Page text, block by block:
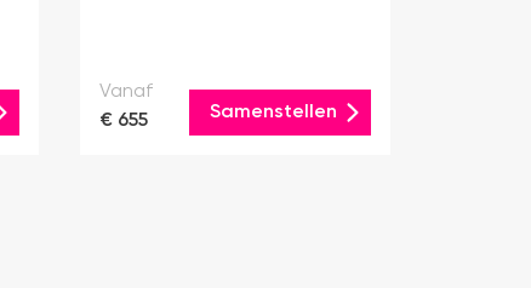
Vanaf
€ 655
Samenstellen